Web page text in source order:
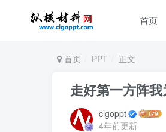
首页
首页 PPT 正文
走好第一方阵
clgoppt
4年前更新